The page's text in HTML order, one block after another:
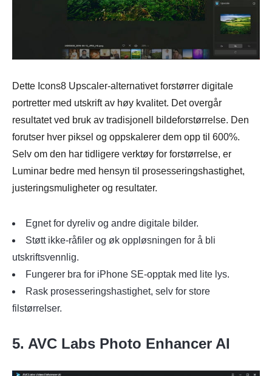
Dette Icons8 Upscaler-alternativet forstørrer digitale
portretter med utskrift av høy kvalitet. Det overgår
resultatet ved bruk av tradisjonell bildeforstørrelse. Den
forutser hver piksel og oppskalerer dem opp til 600%.
Selv om den har tidligere verktøy for forstørrelse, er
Luminar bedre med hensyn til prosesseringshastighet,
justeringsmuligheter og resultater.
Egnet for dyreliv og andre digitale bilder.
Støtt ikke-råfiler og øk oppløsningen for å bli
utskriftsvennlig.
Fungerer bra for iPhone SE-opptak med lite lys.
Rask prosesseringshastighet, selv for store
filstørrelser.
5. AVC Labs Photo Enhancer AI